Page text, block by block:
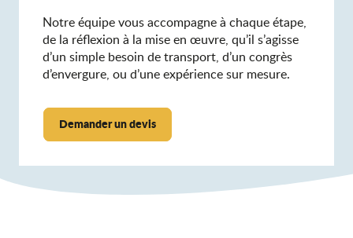
Notre équipe vous accompagne à chaque étape,
de la réflexion à la mise en œuvre, qu’il s’agisse
d’un simple besoin de transport, d’un congrès
d’envergure, ou d’une expérience sur mesure.
Demander un devis